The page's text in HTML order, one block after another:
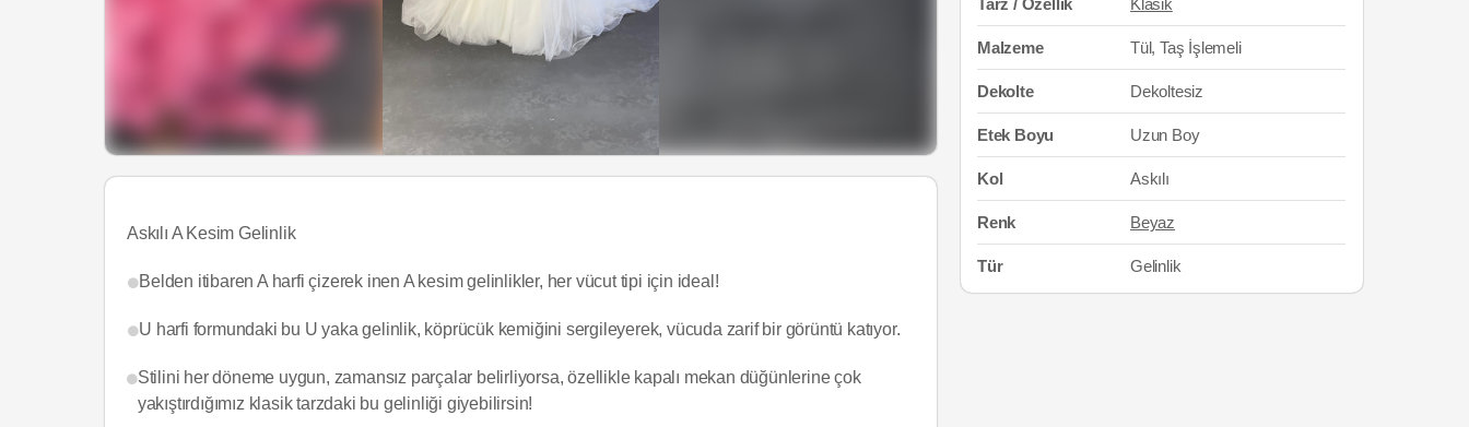
Askılı A Kesim Gelinlik
Belden itibaren A harfi çizerek inen A kesim gelinlikler, her vücut tipi için ideal!
U harfi formundaki bu U yaka gelinlik, köprücük kemiğini sergileyerek, vücuda zarif bir görüntü katıyor.
Stilini her döneme uygun, zamansız parçalar belirliyorsa, özellikle kapalı mekan düğünlerine çok
yakıştırdığımız klasik tarzdaki bu gelinliği giyebilirsin!
Malzeme Tül, Taş İşlemeli
Dekolte Dekoltesiz
Etek Boyu Uzun Boy
Kol Askılı
Renk Beyaz
Tür Gelinlik